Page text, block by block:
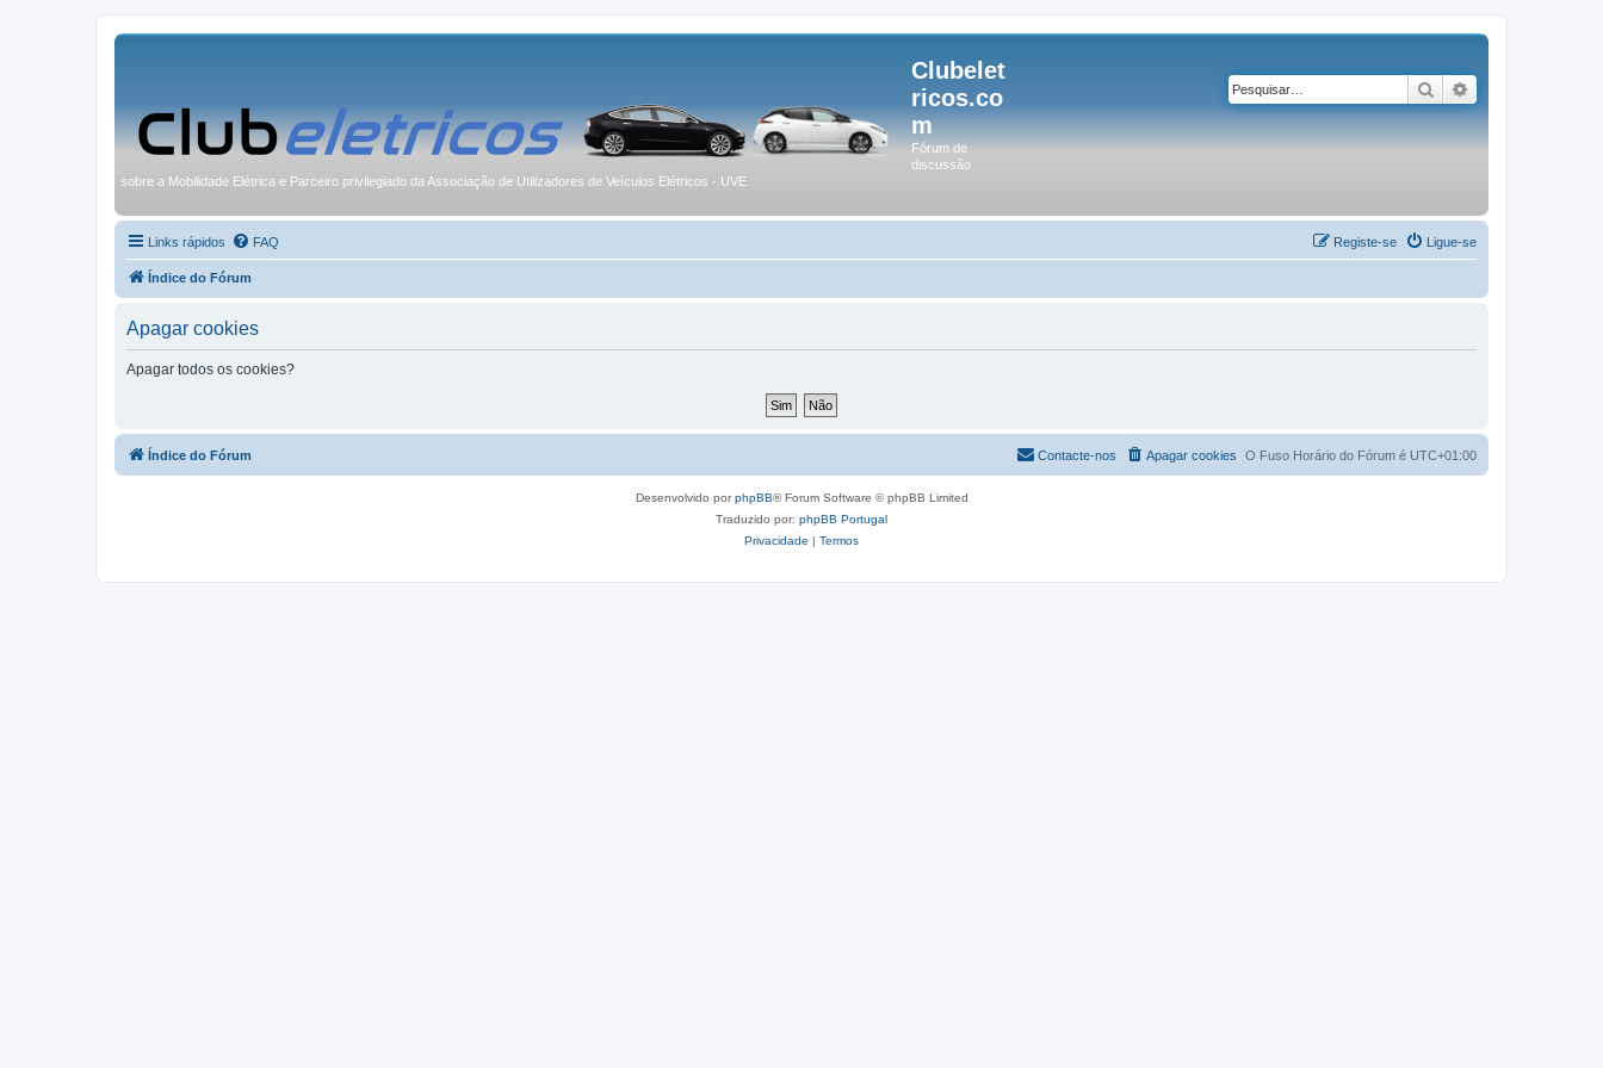
Clubelet
ricos.co
m
Fórum de
discussão
sobre a Mobilidade Elétrica e Parceiro privilegiado da Associação de Utilizadores de Veículos Elétricos - UVE
Pesquisar
Links rápidos FAQ Ligue-se
Registe-se
Índice do Fórum
Apagar cookies
Apagar todos os cookies?
Índice do Fórum O Fuso Horário do Fórum é UTC+01:00
Apagar cookies
Contacte-nos
Desenvolvido porphpBB® Forum Software © phpBB Limited
Traduzido por: phpBB Portugal
Privacidade | Termos